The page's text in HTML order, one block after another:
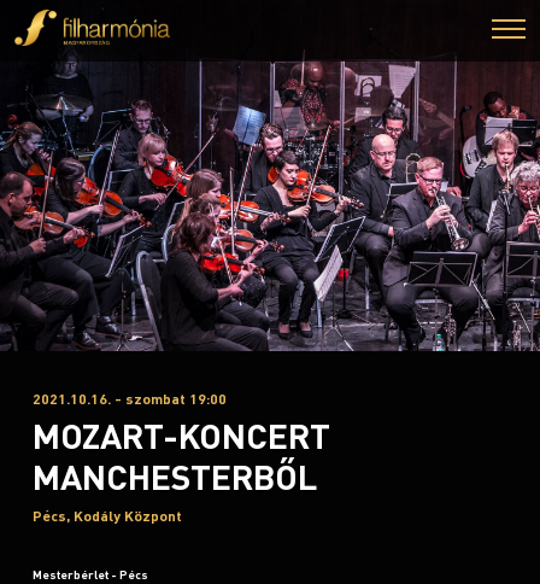
2021.10.16. - szombat 19:00
MOZART-KONCERT
MANCHESTERBŐL
Pécs, Kodály Központ
Mesterbérlet - Pécs